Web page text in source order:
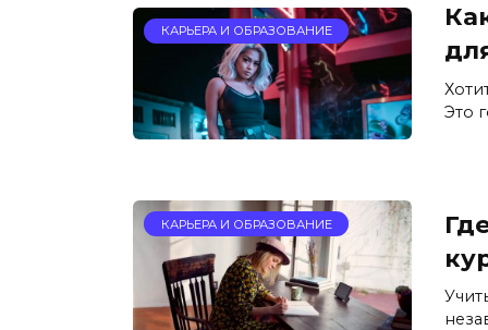
КАРЬЕРА И ОБРАЗОВАНИЕ
Это
КАРЬЕРА И ОБРАЗОВАНИЕ